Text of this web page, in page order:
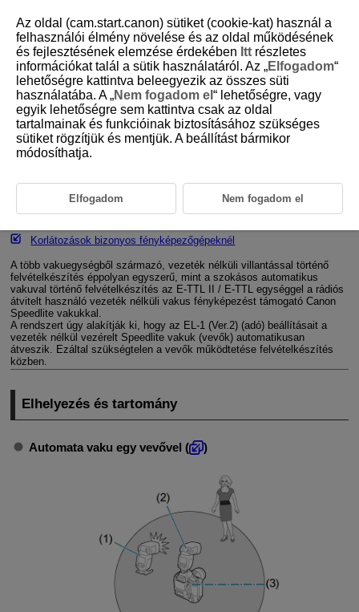
D393-034
Rádiós átvitelt használó vezeték
nélküli vakus fényképezés
Elhelyezés és tartomány
A rádiós és az optikai átvitel közötti különbség
Csoportvezérlés
Korlátozások bizonyos fényképezőgépeknél
A több vakuegységből származó, vezeték nélküli villantással történő
felvételkészítés éppolyan egyszerű, mint a szokásos automatikus
vakuval történő felvételkészítés az E-TTL II / E-TTL egységgel a rádiós
átvitelt használó vezeték nélküli vakus fényképezést támogató Canon
Speedlite vakukkal.
A rendszert úgy alakítják ki, hogy az EL-1 (Ver.2) (adó) beállításait a
vezeték nélkül vezérelt Speedlite vakuk (vevők) automatikusan
átveszik. Ezáltal szükségtelen a vevők működtetése felvételkészítés
közben.
Elhelyezés és tartomány
Automata vaku egy vevővel ( )
Az oldal (cam.start.canon) sütiket (cookie-kat) használ a
felhasználói élmény növelése és az oldal működésének
és fejlesztésének elemzése érdekében Itt részletes
információkat talál a sütik használatáról. Az „Elfogadom“
lehetőségre kattintva beleegyezik az összes süti
használatába. A „Nem fogadom el “ lehetőségre, vagy
egyik lehetőségre sem kattintva csak az oldal
tartalmainak és funkcióinak biztosításához szükséges
sütiket rögzítjük és mentjük. A beállítást bármikor
módosíthatja.
Elfogadom Nem fogadom el